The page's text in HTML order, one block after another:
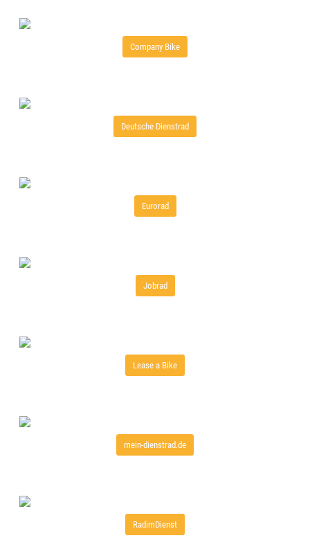
Company Bike
Deutsche Dienstrad
Eurorad
Jobrad
Lease a Bike
mein-dienstrad.de
RadimDienst